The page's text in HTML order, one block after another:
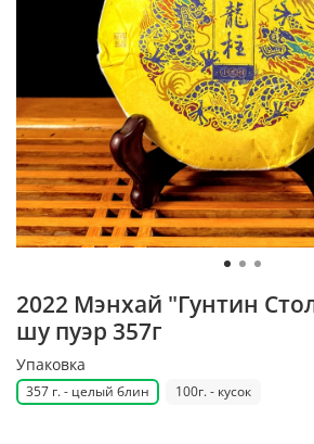
2022 Мэнхай "Гунтин
шу пуэр 357г
Упаковка
357 г. - целый блин 100г. - кусок